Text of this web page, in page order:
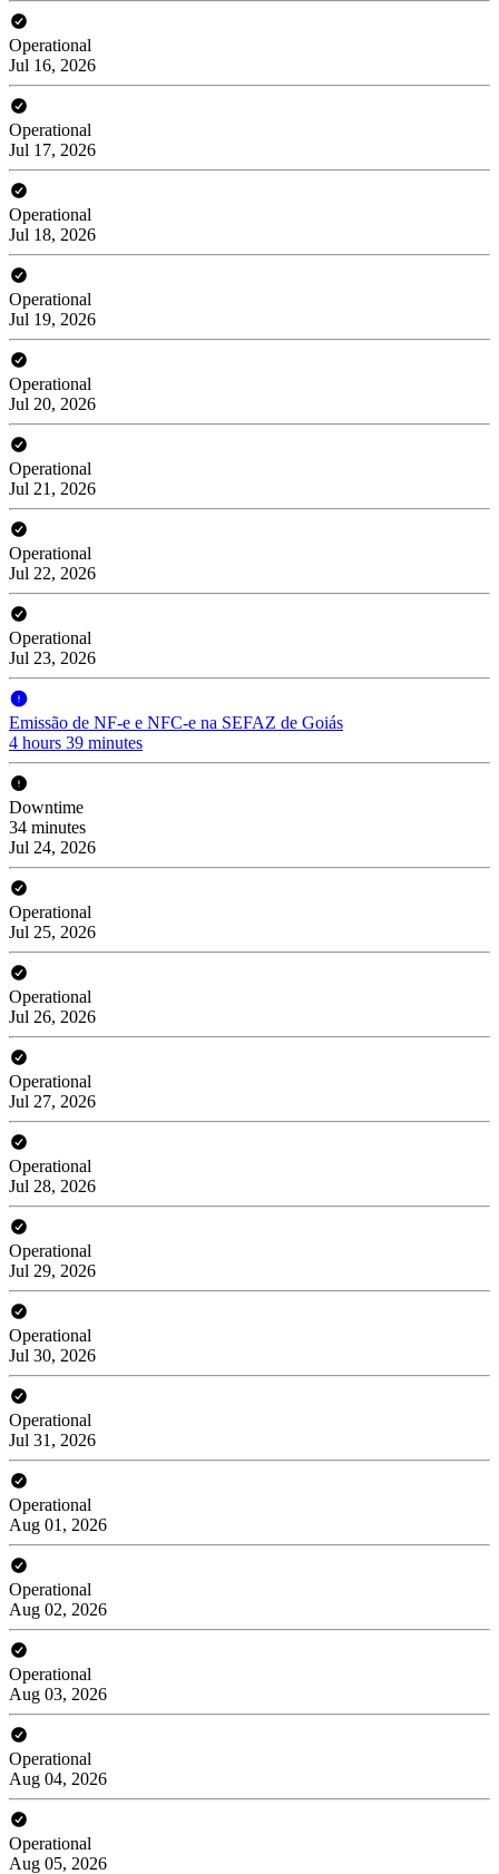
Operational
Jul 16, 2026
Operational
Jul 17, 2026
Operational
Jul 18, 2026
Operational
Jul 19, 2026
Operational
Jul 20, 2026
Operational
Jul 21, 2026
Operational
Jul 22, 2026
Operational
Jul 23, 2026
Emissão de NF-e e NFC-e na SEFAZ de Goiás
4 hours 39 minutes
Downtime
34 minutes
Jul 24, 2026
Operational
Jul 25, 2026
Operational
Jul 26, 2026
Operational
Jul 27, 2026
Operational
Jul 28, 2026
Operational
Jul 29, 2026
Operational
Jul 30, 2026
Operational
Jul 31, 2026
Operational
Aug 01, 2026
Operational
Aug 02, 2026
Operational
Aug 03, 2026
Operational
Aug 04, 2026
Operational
Aug 05, 2026